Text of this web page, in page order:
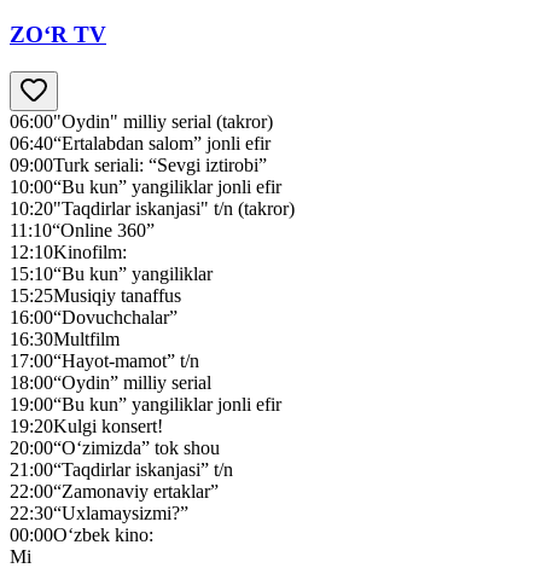
ZO‘R TV
06:00"Oydin" milliy serial (takror)
06:40“Ertalabdan salom” jonli efir
09:00Turk seriali: “Sevgi iztirobi”
10:00“Bu kun” yangiliklar jonli efir
10:20"Taqdirlar iskanjasi" t/n (takror)
11:10“Online 360”
12:10Kinofilm:
15:10“Bu kun” yangiliklar
15:25Musiqiy tanaffus
16:00“Dovuchchalar”
16:30Multfilm
17:00“Hayot-mamot” t/n
18:00“Oydin” milliy serial
19:00“Bu kun” yangiliklar jonli efir
19:20Kulgi konsert!
20:00“O‘zimizda” tok shou
21:00“Taqdirlar iskanjasi” t/n
22:00“Zamonaviy ertaklar”
22:30“Uxlamaysizmi?”
00:00O‘zbek kino:
Mi